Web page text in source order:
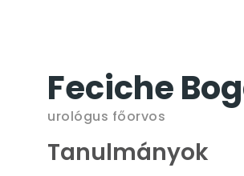
Feciche
urológus főorvos
Tanulmányok